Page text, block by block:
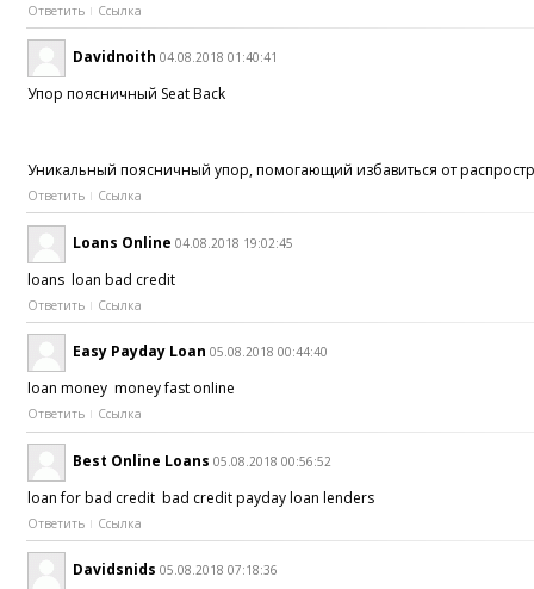
Ответить Ссылка
Davidnoith 04.08.2018 01:40:41
Упор поясничный Seat Back
Уникальный поясничный упор, помогающий избавиться от
Ответить Ссылка
Loans Online 04.08.2018 19:02:45
loans loan bad credit
Ответить Ссылка
Easy Payday Loan 05.08.2018 00:44:40
loan money money fast online
Ответить Ссылка
Best Online Loans 05.08.2018 00:56:52
loan for bad credit bad credit payday loan lenders
Ответить Ссылка
Davidsnids 05.08.2018 07:18:36